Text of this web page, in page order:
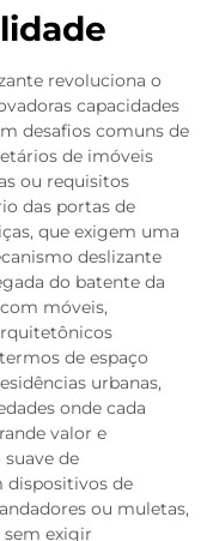
revoluciona o
capacidades
desafios comuns de
de imóveis
ou requisitos
das portas de
que exigem uma
deslizante
do batente da
móveis,
de espaço
urbanas,
onde cada
valor e
de
dispositivos de
ou muletas,
exigir